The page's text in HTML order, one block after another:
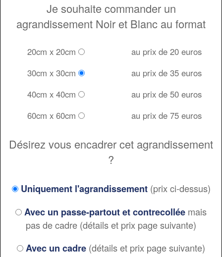
Je souhaite commander un
agrandissement Noir et Blanc au format
20cm x 20cm
au prix de 20 euros
30cm x 30cm
au prix de 35 euros
40cm x 40cm
au prix de 50 euros
60cm x 60cm
au prix de 75 euros
Désirez vous encadrer cet agrandissement
?
Uniquement l'agrandissement(prix ci-dessus)
Avec un passe-partout et contrecollée mais
pas de cadre (détails et prix page suivante)
Avec un cadre (détails et prix page suivante)